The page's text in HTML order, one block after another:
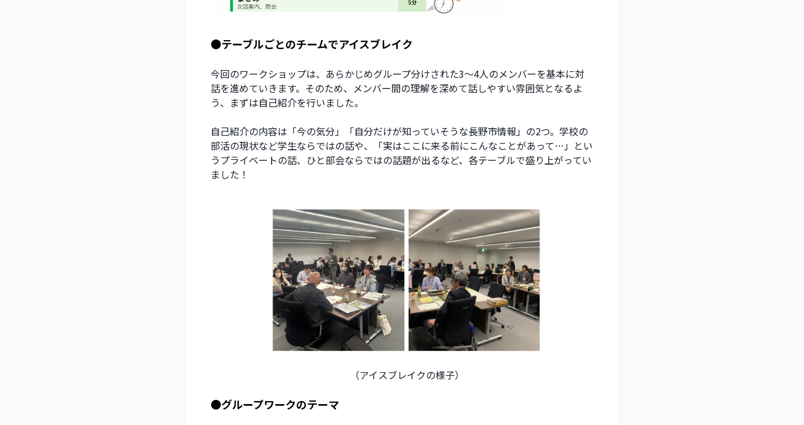
●テーブルごとのチームでアイスブレイク
今回のワークショップは、あらかじめグループ分けされた3～4人のメンバーを基本に対
話を進めていきます。そのため、メンバー間の理解を深めて話しやすい雰囲気となるよ
う、まずは自己紹介を行いました。
自己紹介の内容は「今の気分」「自分だけが知っていそうな長野市情報」の2つ。学校の
部活の現状など学生ならではの話や、「実はここに来る前にこんなことがあって…」とい
うプライベートの話、ひと部会ならではの話題が出るなど、各テーブルで盛り上がってい
ました！
（アイスブレイクの様子）
●グループワークのテーマ